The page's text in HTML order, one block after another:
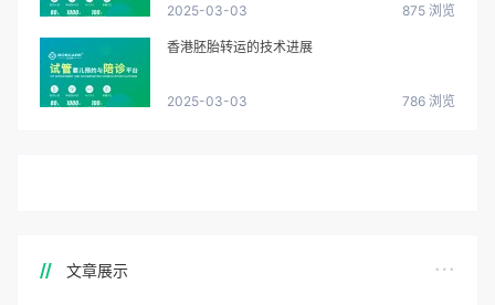
2025-03-03 875 浏览
香港胚胎转运的技术进展
2025-03-03 786 浏览
文章展示